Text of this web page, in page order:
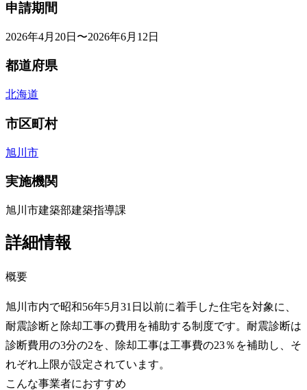
申請期間
2026年4月20日〜2026年6月12日
都道府県
北海道
市区町村
旭川市
実施機関
旭川市建築部建築指導課
詳細情報
概要
旭川市内で昭和56年5月31日以前に着手した住宅を対象に、
耐震診断と除却工事の費用を補助する制度です。耐震診断は
診断費用の3分の2を、除却工事は工事費の23％を補助し、そ
れぞれ上限が設定されています。
こんな事業者におすすめ